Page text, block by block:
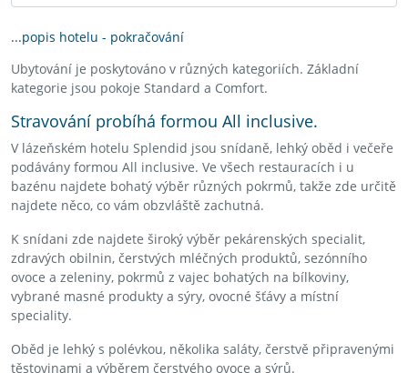
...popis hotelu - pokračování
Ubytování je poskytováno v různých kategoriích. Základní
kategorie jsou pokoje Standard a Comfort.
Stravování probíhá formou All inclusive.
V lázeňském hotelu Splendid jsou snídaně, lehký oběd i večeře
podávány formou All inclusive. Ve všech restauracích i u
bazénu najdete bohatý výběr různých pokrmů, takže zde určitě
najdete něco, co vám obzvláště zachutná.
K snídani zde najdete široký výběr pekárenských specialit,
zdravých obilnin, čerstvých mléčných produktů, sezónního
ovoce a zeleniny, pokrmů z vajec bohatých na bílkoviny,
vybrané masné produkty a sýry, ovocné šťávy a místní
speciality.
Oběd je lehký s polévkou, několika saláty, čerstvě připravenými
těstovinami a výběrem čerstvého ovoce a sýrů.